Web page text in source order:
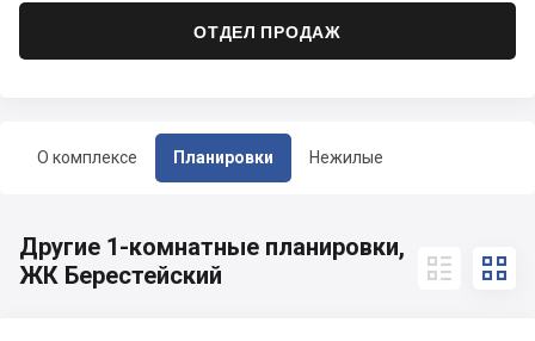
О комплексе Планировки Нежилые
ОТДЕЛ ПРОДАЖ
Другие 1-комнатные планировки,
ЖК Берестейский
 